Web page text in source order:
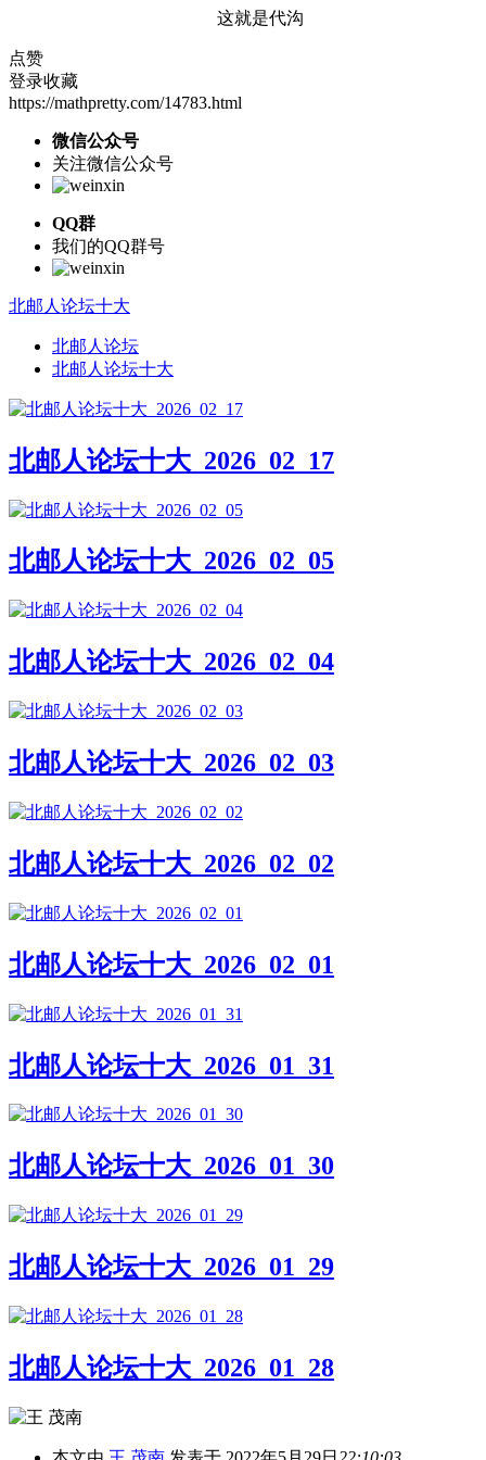
这就是代沟
点赞
登录收藏
https://mathpretty.com/14783.html
微信公众号
关注微信公众号
QQ群
我们的QQ群号
北邮人论坛十大
北邮人论坛
北邮人论坛十大
北邮人论坛十大_2026_02_17
北邮人论坛十大_2026_02_05
北邮人论坛十大_2026_02_04
北邮人论坛十大_2026_02_03
北邮人论坛十大_2026_02_02
北邮人论坛十大_2026_02_01
北邮人论坛十大_2026_01_31
北邮人论坛十大_2026_01_30
北邮人论坛十大_2026_01_29
北邮人论坛十大_2026_01_28